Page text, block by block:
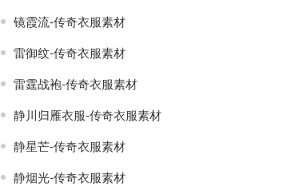
镜霞流-传奇衣服素材
雷御纹-传奇衣服素材
雷霆战袍-传奇衣服素材
静川归雁衣服-传奇衣服素材
静星芒-传奇衣服素材
静烟光-传奇衣服素材